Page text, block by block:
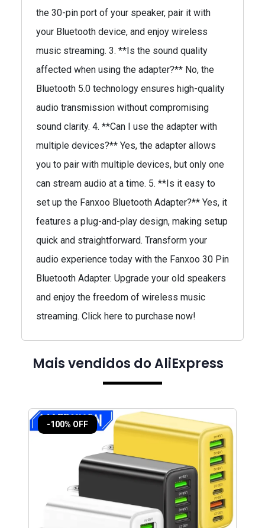
the 30-pin port of your speaker, pair it with
your Bluetooth device, and enjoy wireless
music streaming. 3. **Is the sound quality
affected when using the adapter?** No, the
Bluetooth 5.0 technology ensures high-quality
audio transmission without compromising
sound clarity. 4. **Can I use the adapter with
multiple devices?** Yes, the adapter allows
you to pair with multiple devices, but only one
can stream audio at a time. 5. **Is it easy to
set up the Fanxoo Bluetooth Adapter?** Yes, it
features a plug-and-play design, making setup
quick and straightforward. Transform your
audio experience today with the Fanxoo 30 Pin
Bluetooth Adapter. Upgrade your old speakers
and enjoy the freedom of wireless music
streaming. Click here to purchase now!
Mais vendidos do AliExpress
-100% OFF